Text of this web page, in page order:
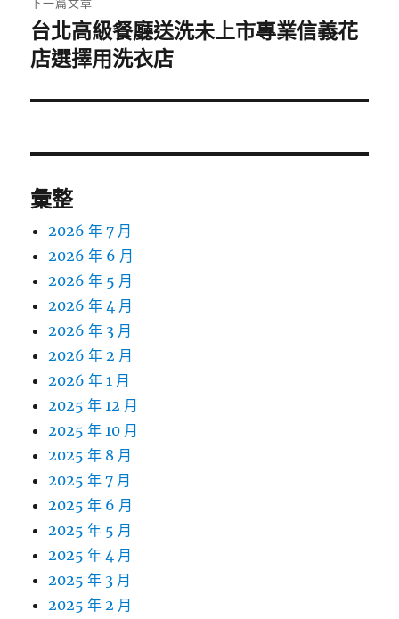
下
一
文
台北高級餐廳送洗未上市專業信義花
店選擇用洗衣店
彙整
2026 年 7 月
2026 年 6 月
2026 年 5 月
2026 年 4 月
2026 年 3 月
2026 年 2 月
2026 年 1 月
2025 年 12 月
2025 年 10 月
2025 年 8 月
2025 年 7 月
2025 年 6 月
2025 年 5 月
2025 年 4 月
2025 年 3 月
2025 年 2 月